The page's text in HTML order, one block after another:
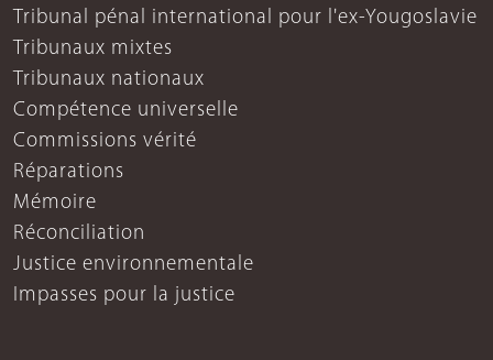
Tribunal pénal international pour l'ex-Yougoslavie
Tribunaux mixtes
Tribunaux nationaux
Compétence universelle
Commissions vérité
Réparations
Mémoire
Réconciliation
Justice environnementale
Impasses pour la justice